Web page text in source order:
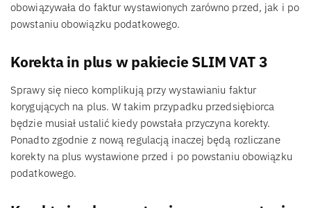
obowiązywała do faktur wystawionych zarówno przed, jak i po
powstaniu obowiązku podatkowego.
Korekta in plus w pakiecie SLIM VAT 3
Sprawy się nieco komplikują przy wystawianiu faktur
korygujących na plus. W takim przypadku przedsiębiorca
będzie musiał ustalić kiedy powstała przyczyna korekty.
Ponadto zgodnie z nową regulacją inaczej będą rozliczane
korekty na plus wystawione przed i po powstaniu obowiązku
podatkowego.